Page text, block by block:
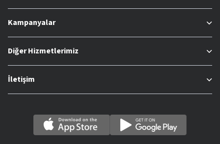
Kampanyalar
Diğer Hizmetlerimiz
İletişim